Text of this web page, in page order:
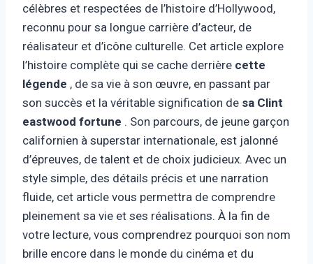
célèbres et respectées de l’histoire d’Hollywood,
reconnu pour sa longue carrière d’acteur, de
réalisateur et d’icône culturelle. Cet article explore
l’histoire complète qui se cache derrière cette
légende , de sa vie à son œuvre, en passant par
son succès et la véritable signification de sa Clint
eastwood fortune . Son parcours, de jeune garçon
californien à superstar internationale, est jalonné
d’épreuves, de talent et de choix judicieux. Avec un
style simple, des détails précis et une narration
fluide, cet article vous permettra de comprendre
pleinement sa vie et ses réalisations. À la fin de
votre lecture, vous comprendrez pourquoi son nom
brille encore dans le monde du cinéma et du